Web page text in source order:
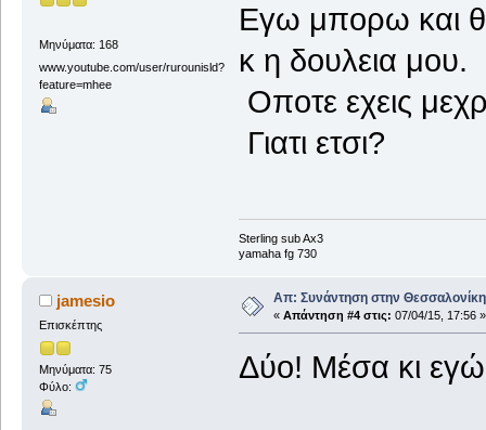
Μηνύματα: 168
www.youtube.com/user/rurounisld?
feature=mhee
Εγω μπορω και
κ η δουλεια μου.
Οποτε εχεις
Γιατι ετσι?
Sterling sub Ax3
yamaha fg 730
jamesio
Επισκέπτης
Μηνύματα: 75
Φύλο:
Απ: Συνάντηση στην
« Απάντηση #4 στις: 07/04/15, 17:56 »
Δύο! Μέσα κι